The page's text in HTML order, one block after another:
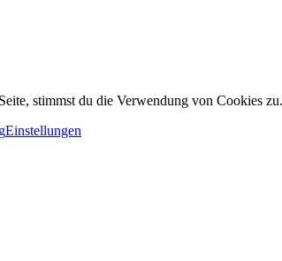
stimmst du die Verwendung von Cookies zu.
Einstellungen